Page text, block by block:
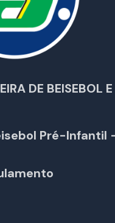
DE BEISEBOL
Pré-Infantil